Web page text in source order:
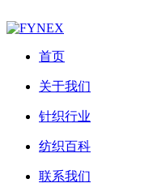
首页
关于我们
针织行业
纺织百科
联系我们